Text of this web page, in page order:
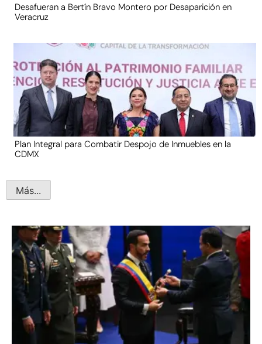
Desafueran a Bertín Bravo Montero por Desaparición en
Veracruz
Plan Integral para Combatir Despojo de Inmuebles en la
CDMX
Más...